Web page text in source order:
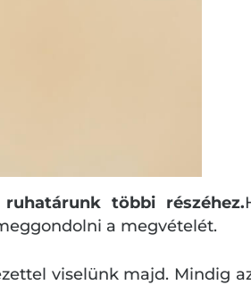
többi részéhez.
a megvételét.
viselünk majd. Mindig